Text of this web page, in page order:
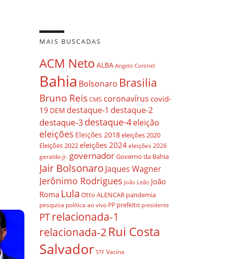
MAIS BUSCADAS
ACM Neto ALBA Angelo Coronel
Bahia Bolsonaro Brasilia
Bruno ReisCMS coronavírus covid-
19 DEM destaque-1 destaque-2
destaque-3 destaque-4eleição
eleições Eleições 2018eleições 2020
Eleições 2022eleições 2024 eleições 2026
geraldo jr. governadorGoverno da Bahia
Jair Bolsonaro Jaques Wagner
Jerônimo Rodrigues João Leão João
Roma Lula Otto ALENCAR pandemia
pesquisa política ao vivo PP prefeito presidente
PTrelacionada-1
relacionada-2 Rui Costa
Salvador STF Vacina